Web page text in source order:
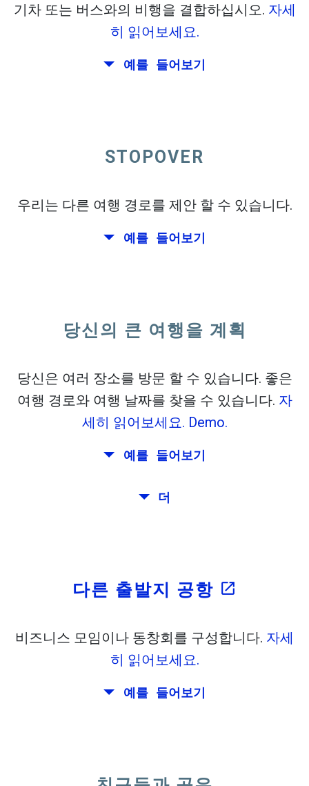
이전에 발견. flight_takeoff를 클릭하여 출발 맵을보십시오.
기차 또는 버스와의 비행을 결합하십시오. 자세
히 읽어보세요.
예를 들어보기
또는편도 에 대한 정확한 날짜를 선택하십시
CO2 정렬을 선택하십시오
LinkedIn
STOPOVER
우리는 다른 여행 경로를 제안 할 수 있습니다.
예를 들어보기
당신의 큰 여행을 계획
당신은 여러 장소를 방문 할 수 있습니다. 좋은
여행 경로와 여행 날짜를 찾을 수 있습니다. 자
세히 읽어보세요. Demo.
예를 들어보기
로마, 바르셀로나, 스톡홀름, 프라하와 아테
더
다른 출발지 공항 open_in_new
비즈니스 모임이나 동창회를 구성합니다. 자세
히 읽어보세요.
예를 들어보기